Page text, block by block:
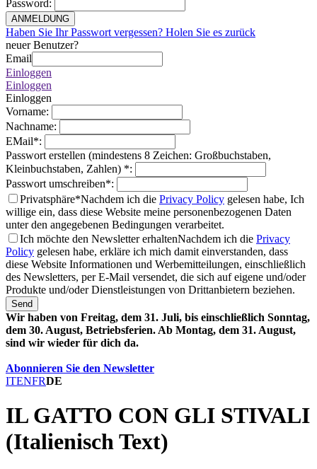
Password:
ANMELDUNG
Haben Sie Ihr Passwort vergessen? Holen Sie es zurück
neuer Benutzer?
Email
Einloggen
Einloggen
Einloggen
Vorname:
Nachname:
EMail*:
Passwort erstellen (mindestens 8 Zeichen: Großbuchstaben,
Kleinbuchstaben, Zahlen) *:
Passwort umschreiben*:
Privatsphäre*Nachdem ich die Privacy Policy gelesen habe, Ich
willige ein, dass diese Website meine personenbezogenen Daten
unter den angegebenen Bedingungen verarbeitet.
Ich möchte den Newsletter erhaltenNachdem ich die Privacy
Policy gelesen habe, erkläre ich mich damit einverstanden, dass
diese Website Informationen und Werbemitteilungen, einschließlich
des Newsletters, per E-Mail versendet, die sich auf eigene und/oder
Produkte und/oder Dienstleistungen von Drittanbietern beziehen.
Send
Wir haben von Freitag, dem 31. Juli, bis einschließlich Sonntag,
dem 30. August, Betriebsferien. Ab Montag, dem 31. August,
sind wir wieder für dich da.
Abonnieren Sie den Newsletter
ITENFRDE
IL GATTO CON GLI STIVALI
(Italienisch Text)